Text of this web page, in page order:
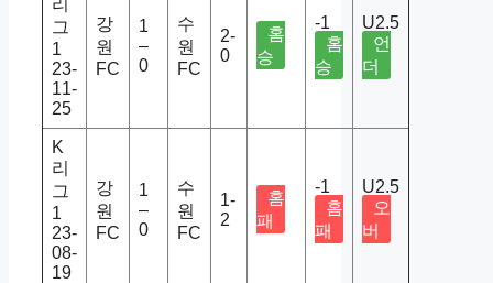
리
그
1
23-
11-
25
강
원
FC
1
–
0
수
원
FC
2-
0
홈
승
-1
홈
승
U2.5
언
더
K
리
그
1
23-
08-
19
강
원
FC
1
–
0
수
원
FC
1-
2
홈
패
-1
홈
패
U2.5
오
버